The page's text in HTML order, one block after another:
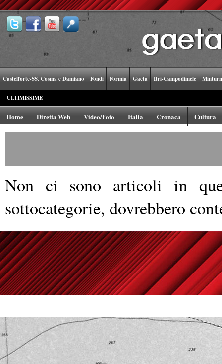
Castelforte-SS. Cosma e Damiano Fondi Formia Gaeta Itri-Campodimele
ULTIMISSIME
Home Diretta Web Video/Foto Italia Cronaca Cultura
Non ci sono articoli in
sottocategorie, dovrebbero